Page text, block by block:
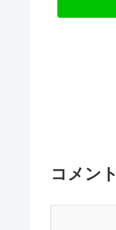
コメント